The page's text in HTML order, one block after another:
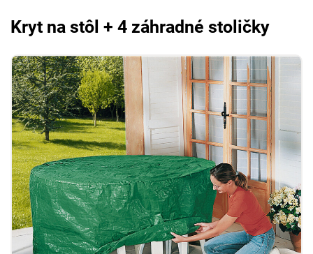
Kryt na stôl + 4 záhradné stoličky